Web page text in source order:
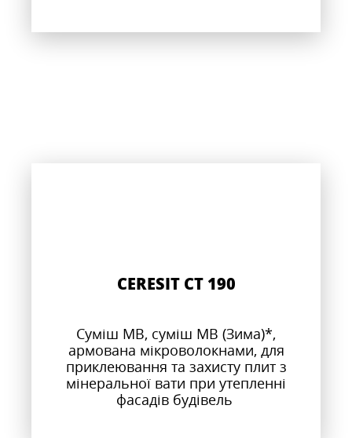
CERESIT CT 190
Суміш МВ, суміш МВ (Зима)*,
армована мікроволокнами, для
приклеювання та захисту плит з
мінеральної вати при утепленні
фасадів будівель